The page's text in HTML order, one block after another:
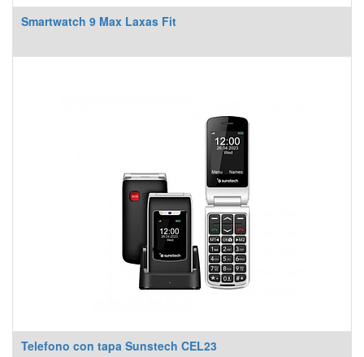
Smartwatch 9 Max Laxas Fit
Telefono con tapa Sunstech CEL23